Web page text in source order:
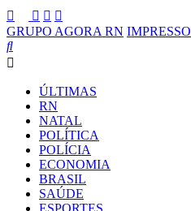
GRUPO AGORA RN IMPRESSO
ÚLTIMAS
RN
NATAL
POLÍTICA
POLÍCIA
ECONOMIA
BRASIL
SAÚDE
ESPORTES